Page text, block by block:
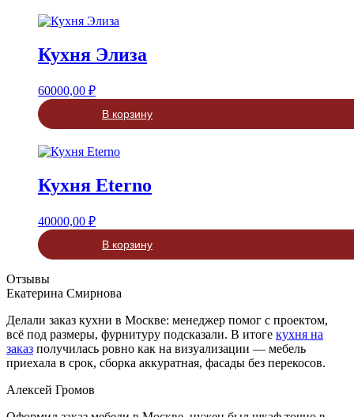
Кухня Элиза
60000,00 ₽
В корзину
Кухня Eterno
40000,00 ₽
В корзину
Отзывы
Екатерина Смирнова
Делали заказ кухни в Москве: менеджер помог с проектом,
всё под размеры, фурнитуру подсказали. В итоге кухня на
заказ получилась ровно как на визуализации — мебель
приехала в срок, сборка аккуратная, фасады без перекосов.
Алексей Громов